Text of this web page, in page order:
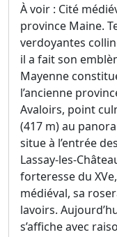
À voir : Cité
province Maine.
verdoyantes
il a fait son
Mayenne
l’ancienne
Avaloirs, point
(417 m) au
situe à l’entrée
Lassay-les-
forteresse du
médiéval, sa
lavoirs.
s’affiche avec